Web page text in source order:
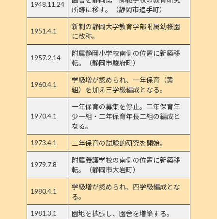
1948.11.24
所跡に移す。（静岡市追手町）
1951.4.1
新制の静岡大学教育学部附属幼稚園
に改称。
1957.2.14
附属静岡小学校南側の位置に新築移
転。（静岡市駿府町）
1960.4.1
学級増が認められ、一年保育（黄
組）を加え三学級編成となる。
1970.4.1
一年保育の募集を停止。二年保育年
少一組・二年保育年長二組の編成と
なる。
1973.4.1
三年保育の試験的研究を開始。
1979.7.8
附属養護学校の南側の位置に新築移
転。（静岡市大岩町）
1980.4.1
学級増が認められ、四学級編成とな
る。
1981.3.1
園地を拡張し、園舎を増築する。